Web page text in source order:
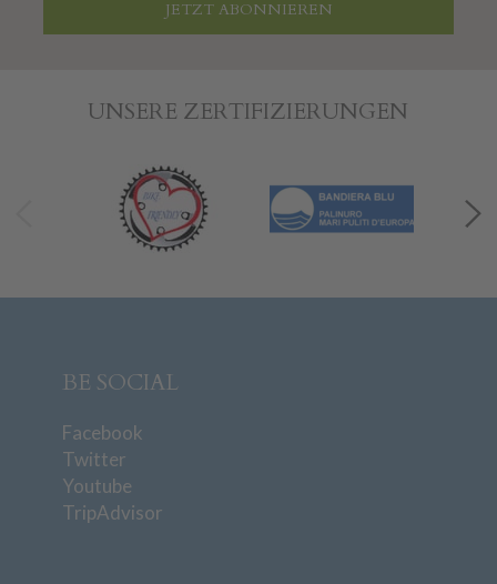
JETZT ABONNIEREN
UNSERE ZERTIFIZIERUNGEN
BE SOCIAL
Facebook
Twitter
Youtube
TripAdvisor